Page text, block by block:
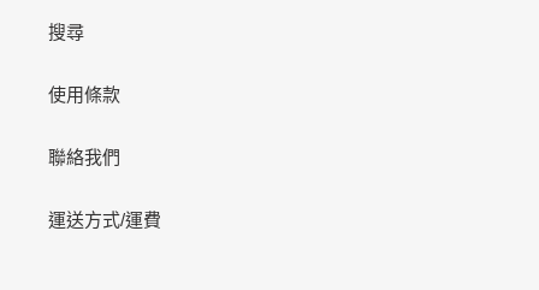
搜尋
使用條款
聯絡我們
運送方式/運費